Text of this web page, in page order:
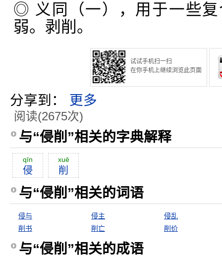
◎ 义同（一），用于一些
弱。剥削。
试试手机扫一扫
在你手机上继续浏览此页面
分享到： 更多
阅读(2675次)
与“侵削”相关的字典解释
qīn
侵
xuē
削
与“侵削”相关的词语
侵与 侵主
侵乱
削书
削亡 削价
与“侵削”相关的成语